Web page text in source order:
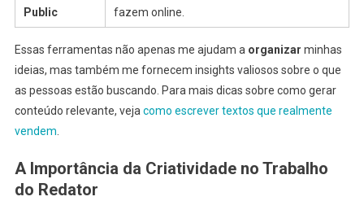
Public
fazem online.
Essas ferramentas não apenas me ajudam a organizar minhas
ideias, mas também me fornecem insights valiosos sobre o que
as pessoas estão buscando. Para mais dicas sobre como gerar
conteúdo relevante, vejacomo escrever textos que realmente
vendem.
A Importância da Criatividade no Trabalho
do Redator